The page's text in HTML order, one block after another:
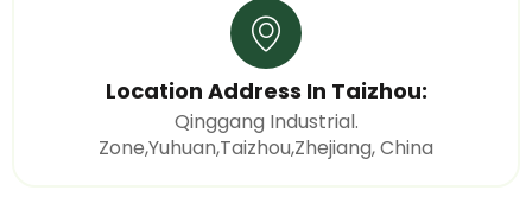
Location Address In Taizhou:
Qinggang Industrial.
Zone,Yuhuan,Taizhou,Zhejiang, China